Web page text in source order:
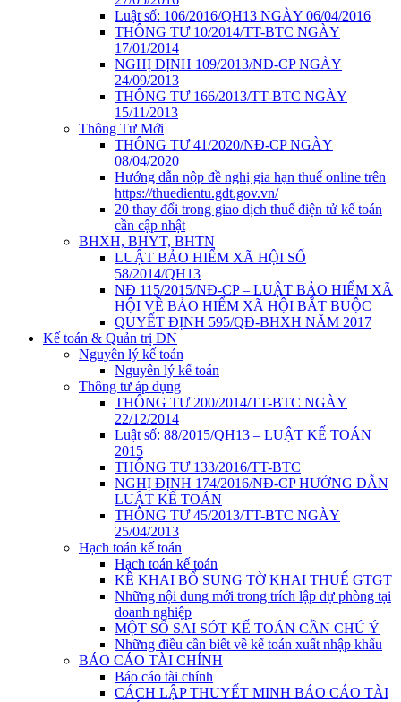
Luật số: 106/2016/QH13 NGÀY 06/04/2016
THÔNG TƯ 10/2014/TT-BTC NGÀY
17/01/2014
NGHỊ ĐỊNH 109/2013/NĐ-CP NGÀY
24/09/2013
THÔNG TƯ 166/2013/TT-BTC NGÀY
15/11/2013
Thông Tư Mới
THÔNG TƯ 41/2020/NĐ-CP NGÀY
08/04/2020
Hướng dẫn nộp đề nghị gia hạn thuế online trên
https://thuedientu.gdt.gov.vn/
20 thay đổi trong giao dịch thuế điện tử kế toán
cần cập nhật
BHXH, BHYT, BHTN
LUẬT BẢO HIỂM XÃ HỘI SỐ
58/2014/QH13
NĐ 115/2015/NĐ-CP – LUẬT BẢO HIỂM XÃ
HỘI VỀ BẢO HIỂM XÃ HỘI BẮT BUỘC
QUYẾT ĐỊNH 595/QĐ-BHXH NĂM 2017
Kế toán & Quản trị DN
Nguyên lý kế toán
Nguyên lý kế toán
Thông tư áp dụng
THÔNG TƯ 200/2014/TT-BTC NGÀY
22/12/2014
Luật số: 88/2015/QH13 – LUẬT KẾ TOÁN
2015
THÔNG TƯ 133/2016/TT-BTC
NGHỊ ĐỊNH 174/2016/NĐ-CP HƯỚNG DẪN
LUẬT KẾ TOÁN
THÔNG TƯ 45/2013/TT-BTC NGÀY
25/04/2013
Hạch toán kế toán
Hạch toán kế toán
KÊ KHAI BỔ SUNG TỜ KHAI THUẾ GTGT
Những nội dung mới trong trích lập dự phòng tại
doanh nghiệp
MỘT SỐ SAI SÓT KẾ TOÁN CẦN CHÚ Ý
Những điều cần biết về kế toán xuất nhập khẩu
BÁO CÁO TÀI CHÍNH
Báo cáo tài chính
CÁCH LẬP THUYẾT MINH BÁO CÁO TÀI